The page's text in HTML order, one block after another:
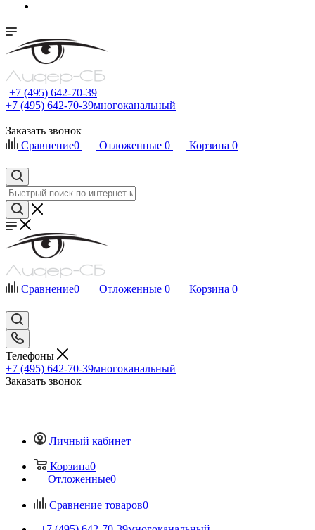
+7 (495) 642-70-39
+7 (495) 642-70-39многоканальный
Заказать звонок
Сравнение0 Отложенные 0 Корзина 0
Сравнение0 Отложенные 0 Корзина 0
Телефоны
+7 (495) 642-70-39многоканальный
Заказать звонок
Личный кабинет
Корзина0
Отложенные0
Сравнение товаров0